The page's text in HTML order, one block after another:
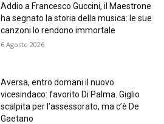
Addio a Francesco Guccini, il Maestrone
ha segnato la storia della musica: le sue
canzoni lo rendono immortale
6 Agosto 2026
Aversa, entro domani il nuovo
vicesindaco: favorito Di Palma. Giglio
scalpita per l’assessorato, ma c’è De
Gaetano